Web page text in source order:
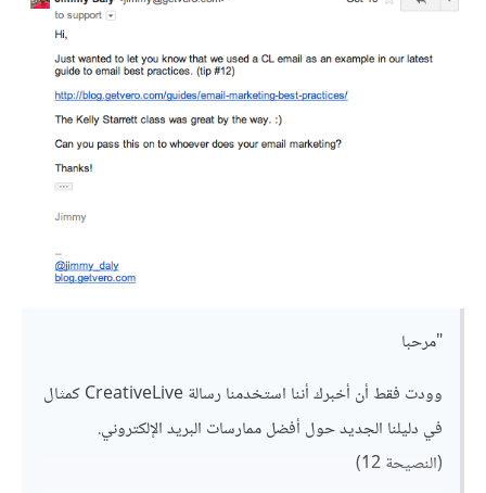
"مرحبا
وودت فقط أن أخبرك أننا استخدمنا رسالة CreativeLive كمثال
في دليلنا الجديد حول أفضل ممارسات البريد الإلكتروني.
(النصيحة 12)